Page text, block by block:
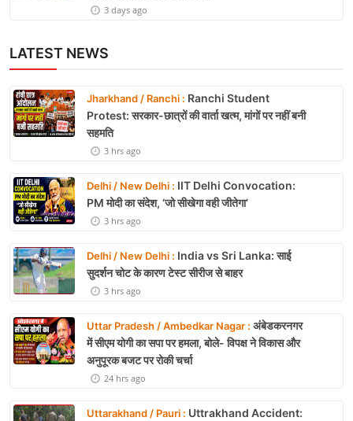
3 days ago
LATEST NEWS
Jharkhand / Ranchi : Ranchi Student
Protest: सरकार-छात्रों की वार्ता खत्म, मांगों पर नहीं बनी
सहमति
3 hrs ago
Delhi / New Delhi : IIT Delhi Convocation:
PM मोदी का संदेश, ‘जो सीखेगा वही जीतेगा’
3 hrs ago
Delhi / New Delhi : India vs Sri Lanka: साई
सुदर्शन चोट के कारण टेस्ट सीरीज से बाहर
3 hrs ago
Uttar Pradesh / Ambedkar Nagar : अंबेडकरनगर
में सीएम योगी का सपा पर हमला, बोले- विपक्ष ने विकास और
अनुपूरक बजट पर रोकी चर्चा
24 hrs ago
Uttarakhand / Pauri : Uttrakhand Accident: